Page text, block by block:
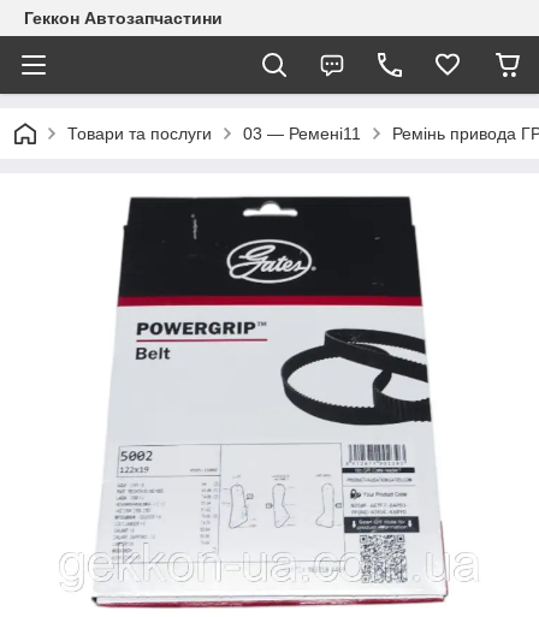
Геккон Автозапчастини
Товари та послуги 03 — Ремені11 Ремінь привода